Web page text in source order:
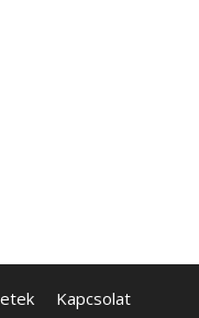
Kapcsolat